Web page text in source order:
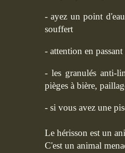
- ayez un point
souffert
- attention en
- les granulés anti-
pièges à bière,
- si vous avez une
Le hérisson est un
C'est un animal